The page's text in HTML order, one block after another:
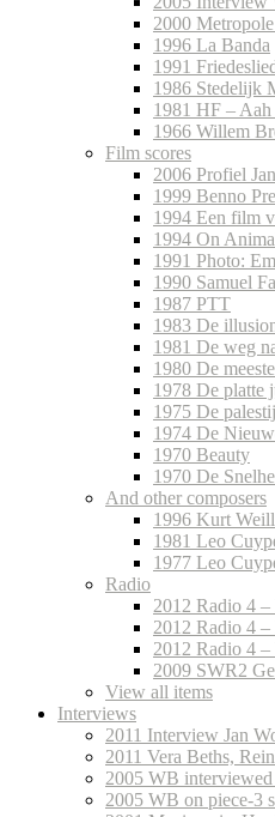
2000
1996 La Banda
1991
1986 Stedelijk
1981 HF – Aah
1966 Willem
Film scores
2006 Profiel
1999 Benno
1994 Een film
1994 On
1991 Photo:
1990 Samuel
1987 PTT
1983 De
1981 De weg
1980 De
1978 De platte
1975 De
1974 De
1970 Beauty
1970 De
And other composers
1996 Kurt
1981 Leo
1977 Leo
Radio
2012 Radio 4
2012 Radio 4
2012 Radio 4
2009 SWR2
View all items
Interviews
2011 Interview Jan
2011 Vera Beths,
2005 WB
2005 WB on piece-3